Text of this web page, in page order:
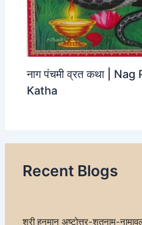
नाग पंचमी व्रत कथा |
Katha
Recent Blogs
श्री हनुमान अष्टोत्तर-शतनाम-